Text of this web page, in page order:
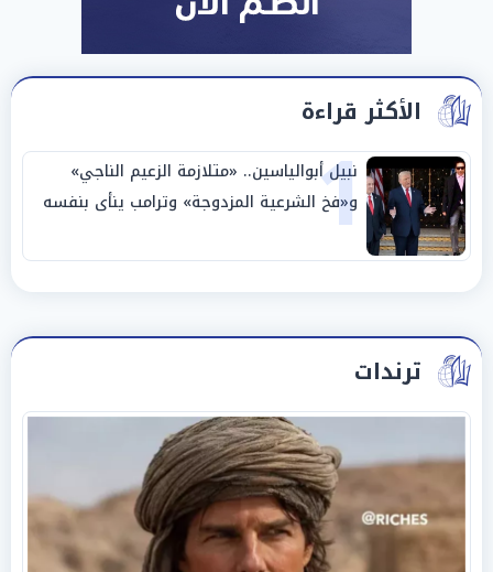
الأكثر قراءة
1
نبيل أبوالياسين.. «متلازمة الزعيم الناجي»
و«فخ الشرعية المزدوجة» وترامب ينأى بنفسه
وحليفه في «ميتم استراتيجي»
ترندات